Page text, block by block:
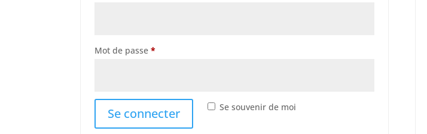
Mot de passe*Obligatoire
Se souvenir de moi
Se connecter